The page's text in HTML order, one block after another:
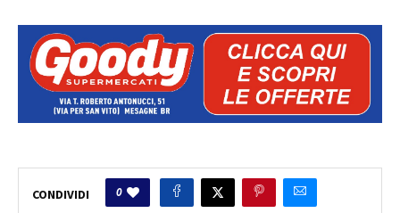
CONDIVIDI 0